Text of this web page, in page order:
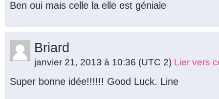
Ben oui mais celle la elle est géniale
Briard
janvier 21, 2013 à 10:36 (UTC 2) Lier vers
Super bonne idée!!!!!! Good Luck. Line